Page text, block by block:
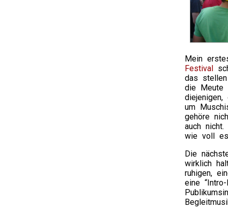
Mein
Festival
das
die Meute
um
gehöre
auch nicht.
wie voll
Die
wirklich
ruhigen,
eine